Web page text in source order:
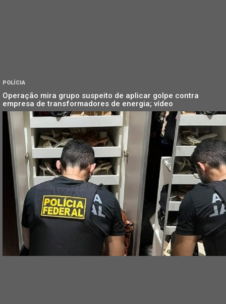
POLÍCIA
Operação mira grupo suspeito de aplicar golpe contra
empresa de transformadores de energia; vídeo